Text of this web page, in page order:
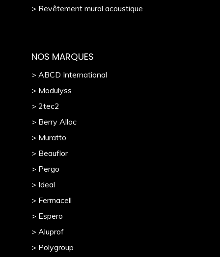
> Revêtement mural acoustique
NOS MARQUES
> ABCD International
> Modulyss
> 2tec2
> Berry Alloc
> Muratto
> Beauflor
> Pergo
> Ideal
> Fermacell
> Espero
> Aluprof
> Polygroup